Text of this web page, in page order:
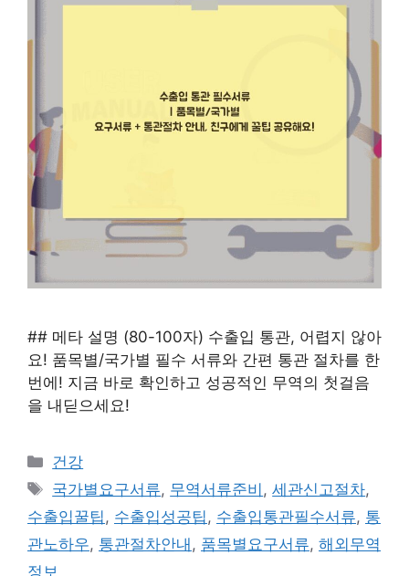
## 메타 설명 (80-100자) 수출입 통관, 어렵지 않아
요! 품목별/국가별 필수 서류와 간편 통관 절차를 한
번에! 지금 바로 확인하고 성공적인 무역의 첫걸음
을 내딛으세요!
카
테
고
리
건강
태
그
국가별요구서류, 무역서류준비 ,세관신고절차,
수출입꿀팁 , 수출입성공팁 , 수출입통관필수서류, 통
관노하우, 통관절차안내 , 품목별요구서류, 해외무역
정보